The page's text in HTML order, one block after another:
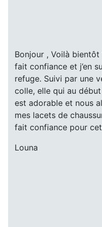
Bonjour , Voilà bientôt
fait confiance et j’en
refuge. Suivi par une
colle, elle qui au
est adorable et nous
mes lacets de
fait confiance pour
Louna